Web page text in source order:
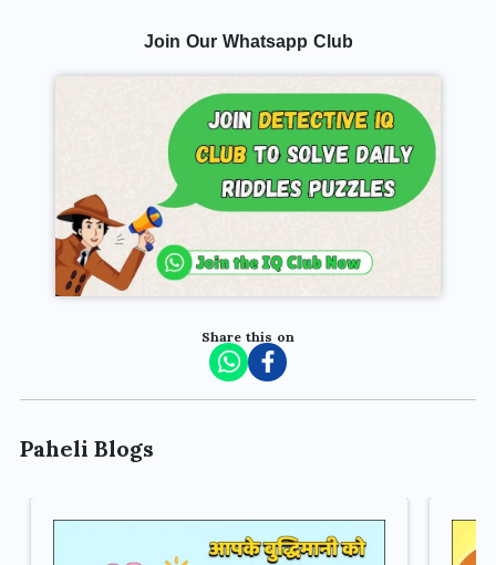
Join Our Whatsapp Club
Share this on
Paheli Blogs